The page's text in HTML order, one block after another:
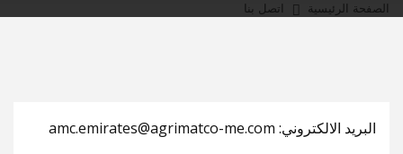
الصفحة الرئيسية اتصل بنا
البريد الالكتروني: amc.emirates@agrimatco-me.com